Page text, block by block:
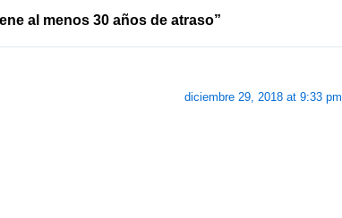
al menos 30 años de atraso”
diciembre 29, 2018 at 9:33 pm